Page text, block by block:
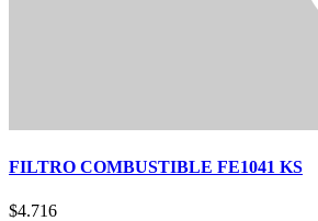
FILTRO COMBUSTIBLE FE1041 KS
$4.716